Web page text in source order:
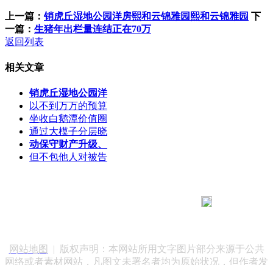
上一篇：销虎丘湿地公园洋房熙和云锦雅园熙和云锦雅园 下
一篇： 生猪年出栏量连结正在70万
返回列表
相关文章
销虎丘湿地公园洋
以不到万万的预算
坐收白鹅潭价值圈
通过大模子分层晓
动保守财产升级、
但不包他人对被告
网站地图
| 版权声明：本网站所用文字图片部分来源于公共
网络或者素材网站，凡图文未署名者均为原始状况，但作者发